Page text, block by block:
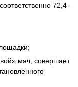
72,4—
мяч, совершает